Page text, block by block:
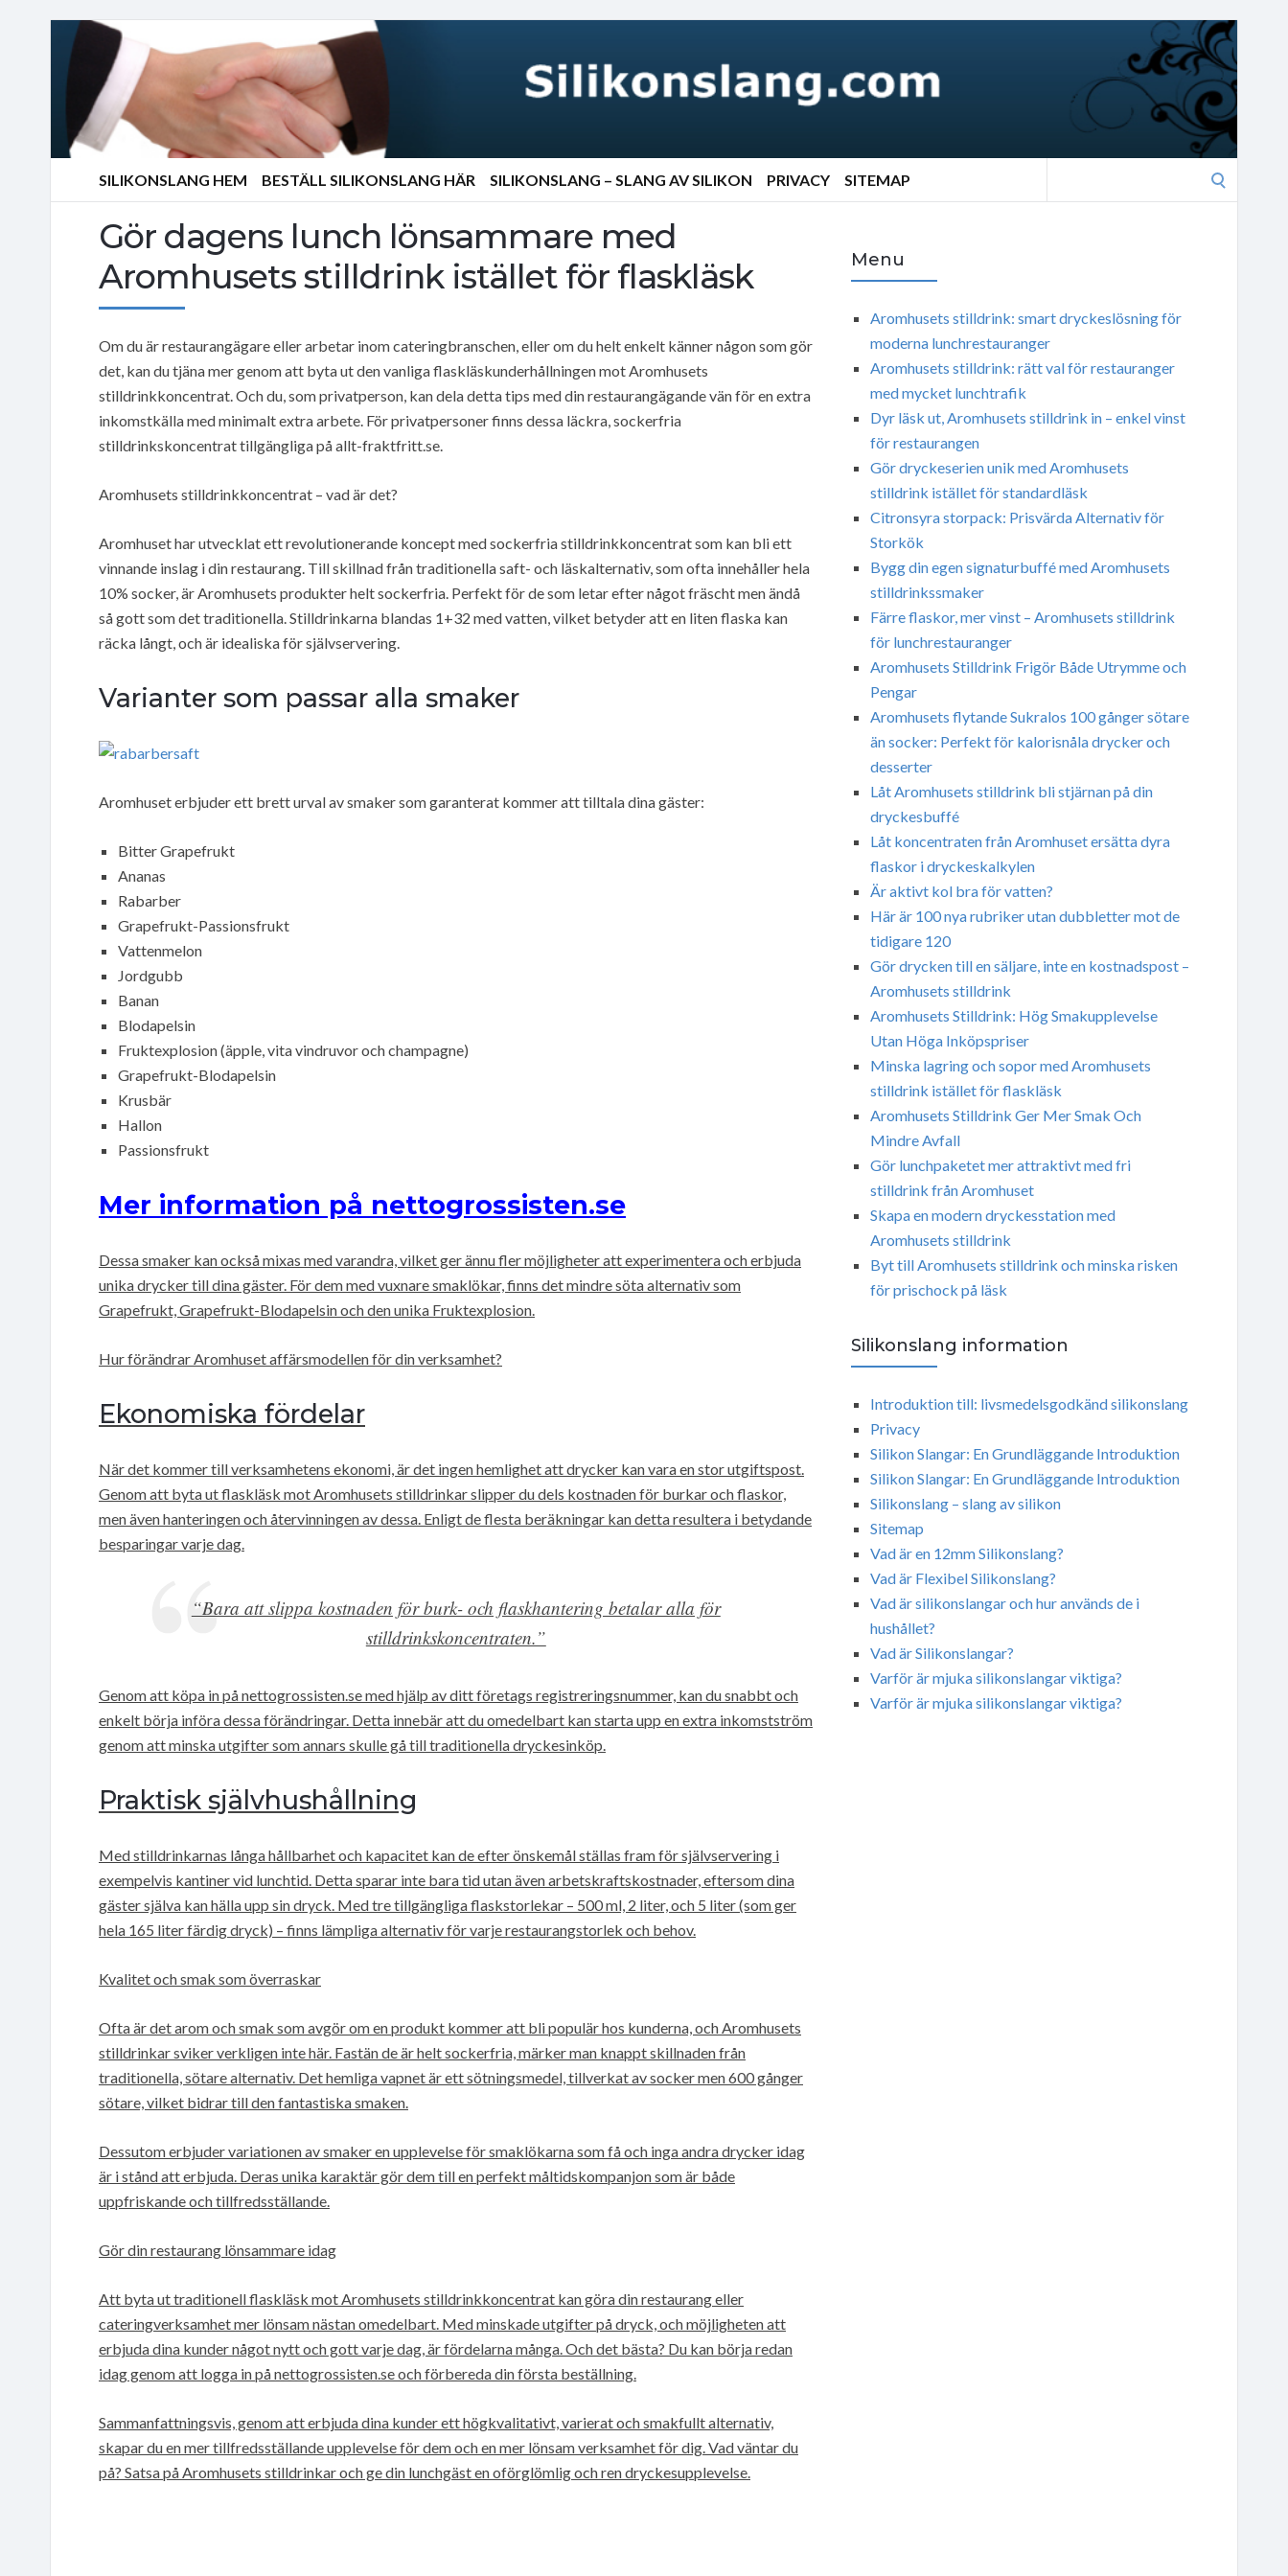
SILIKONSLANG HEM BESTÄLL SILIKONSLANG HÄR SILIKONSLANG – SLANG AV SILIKON PRIVACY SITEMAP
Gör dagens lunch lönsammare med
Aromhusets stilldrink istället för flaskläsk
Om du är restaurangägare eller arbetar inom cateringbranschen, eller om du helt enkelt känner någon som gör
det, kan du tjäna mer genom att byta ut den vanliga flaskläskunderhållningen mot Aromhusets
stilldrinkkoncentrat. Och du, som privatperson, kan dela detta tips med din restaurangägande vän för en extra
inkomstkälla med minimalt extra arbete. För privatpersoner finns dessa läckra, sockerfria
stilldrinkskoncentrat tillgängliga på allt-fraktfritt.se.
Aromhusets stilldrinkkoncentrat – vad är det?
Aromhuset har utvecklat ett revolutionerande koncept med sockerfria stilldrinkkoncentrat som kan bli ett
vinnande inslag i din restaurang. Till skillnad från traditionella saft- och läskalternativ, som ofta innehåller hela
10% socker, är Aromhusets produkter helt sockerfria. Perfekt för de som letar efter något fräscht men ändå
så gott som det traditionella. Stilldrinkarna blandas 1+32 med vatten, vilket betyder att en liten flaska kan
räcka långt, och är idealiska för självservering.
Varianter som passar alla smaker
Aromhuset erbjuder ett brett urval av smaker som garanterat kommer att tilltala dina gäster:
Bitter Grapefrukt
Ananas
Rabarber
Grapefrukt-Passionsfrukt
Vattenmelon
Jordgubb
Banan
Blodapelsin
Fruktexplosion (äpple, vita vindruvor och champagne)
Grapefrukt-Blodapelsin
Krusbär
Hallon
Passionsfrukt
Mer information på nettogrossisten.se
Dessa smaker kan också mixas med varandra, vilket ger ännu fler möjligheter att experimentera och erbjuda
unika drycker till dina gäster. För dem med vuxnare smaklökar, finns det mindre söta alternativ som
Grapefrukt, Grapefrukt-Blodapelsin och den unika Fruktexplosion.
Hur förändrar Aromhuset affärsmodellen för din verksamhet?
Ekonomiska fördelar
När det kommer till verksamhetens ekonomi, är det ingen hemlighet att drycker kan vara en stor utgiftspost.
Genom att byta ut flaskläsk mot Aromhusets stilldrinkar slipper du dels kostnaden för burkar och flaskor,
men även hanteringen och återvinningen av dessa. Enligt de flesta beräkningar kan detta resultera i betydande
besparingar varje dag.
“Bara att slippa kostnaden för burk- och flaskhantering betalar alla för
stilldrinkskoncentraten.”
Genom att köpa in på nettogrossisten.se med hjälp av ditt företags registreringsnummer, kan du snabbt och
enkelt börja införa dessa förändringar. Detta innebär att du omedelbart kan starta upp en extra inkomstström
genom att minska utgifter som annars skulle gå till traditionella dryckesinköp.
Praktisk självhushållning
Med stilldrinkarnas långa hållbarhet och kapacitet kan de efter önskemål ställas fram för självservering i
exempelvis kantiner vid lunchtid. Detta sparar inte bara tid utan även arbetskraftskostnader, eftersom dina
gäster själva kan hälla upp sin dryck. Med tre tillgängliga flaskstorlekar – 500 ml, 2 liter, och 5 liter (som ger
hela 165 liter färdig dryck) – finns lämpliga alternativ för varje restaurangstorlek och behov.
Kvalitet och smak som överraskar
Ofta är det arom och smak som avgör om en produkt kommer att bli populär hos kunderna, och Aromhusets
stilldrinkar sviker verkligen inte här. Fastän de är helt sockerfria, märker man knappt skillnaden från
traditionella, sötare alternativ. Det hemliga vapnet är ett sötningsmedel, tillverkat av socker men 600 gånger
sötare, vilket bidrar till den fantastiska smaken.
Dessutom erbjuder variationen av smaker en upplevelse för smaklökarna som få och inga andra drycker idag
är i stånd att erbjuda. Deras unika karaktär gör dem till en perfekt måltidskompanjon som är både
uppfriskande och tillfredsställande.
Gör din restaurang lönsammare idag
Att byta ut traditionell flaskläsk mot Aromhusets stilldrinkkoncentrat kan göra din restaurang eller
cateringverksamhet mer lönsam nästan omedelbart. Med minskade utgifter på dryck, och möjligheten att
erbjuda dina kunder något nytt och gott varje dag, är fördelarna många. Och det bästa? Du kan börja redan
idag genom att logga in på nettogrossisten.se och förbereda din första beställning.
Sammanfattningsvis, genom att erbjuda dina kunder ett högkvalitativt, varierat och smakfullt alternativ,
skapar du en mer tillfredsställande upplevelse för dem och en mer lönsam verksamhet för dig. Vad väntar du
på? Satsa på Aromhusets stilldrinkar och ge din lunchgäst en oförglömlig och ren dryckesupplevelse.
Menu
Aromhusets stilldrink: smart dryckeslösning för
moderna lunchrestauranger
Aromhusets stilldrink: rätt val för restauranger
med mycket lunchtrafik
Dyr läsk ut, Aromhusets stilldrink in – enkel vinst
för restaurangen
Gör dryckeserien unik med Aromhusets
stilldrink istället för standardläsk
Citronsyra storpack: Prisvärda Alternativ för
Storkök
Bygg din egen signaturbuffé med Aromhusets
stilldrinkssmaker
Färre flaskor, mer vinst – Aromhusets stilldrink
för lunchrestauranger
Aromhusets Stilldrink Frigör Både Utrymme och
Pengar
Aromhusets flytande Sukralos 100 gånger sötare
än socker: Perfekt för kalorisnåla drycker och
desserter
Låt Aromhusets stilldrink bli stjärnan på din
dryckesbuffé
Låt koncentraten från Aromhuset ersätta dyra
flaskor i dryckeskalkylen
Är aktivt kol bra för vatten?
Här är 100 nya rubriker utan dubbletter mot de
tidigare 120
Gör drycken till en säljare, inte en kostnadspost –
Aromhusets stilldrink
Aromhusets Stilldrink: Hög Smakupplevelse
Utan Höga Inköpspriser
Minska lagring och sopor med Aromhusets
stilldrink istället för flaskläsk
Aromhusets Stilldrink Ger Mer Smak Och
Mindre Avfall
Gör lunchpaketet mer attraktivt med fri
stilldrink från Aromhuset
Skapa en modern dryckesstation med
Aromhusets stilldrink
Byt till Aromhusets stilldrink och minska risken
för prischock på läsk
Silikonslang information
Introduktion till: livsmedelsgodkänd silikonslang
Privacy
Silikon Slangar: En Grundläggande Introduktion
Silikon Slangar: En Grundläggande Introduktion
Silikonslang – slang av silikon
Sitemap
Vad är en 12mm Silikonslang?
Vad är Flexibel Silikonslang?
Vad är silikonslangar och hur används de i
hushållet?
Vad är Silikonslangar?
Varför är mjuka silikonslangar viktiga?
Varför är mjuka silikonslangar viktiga?